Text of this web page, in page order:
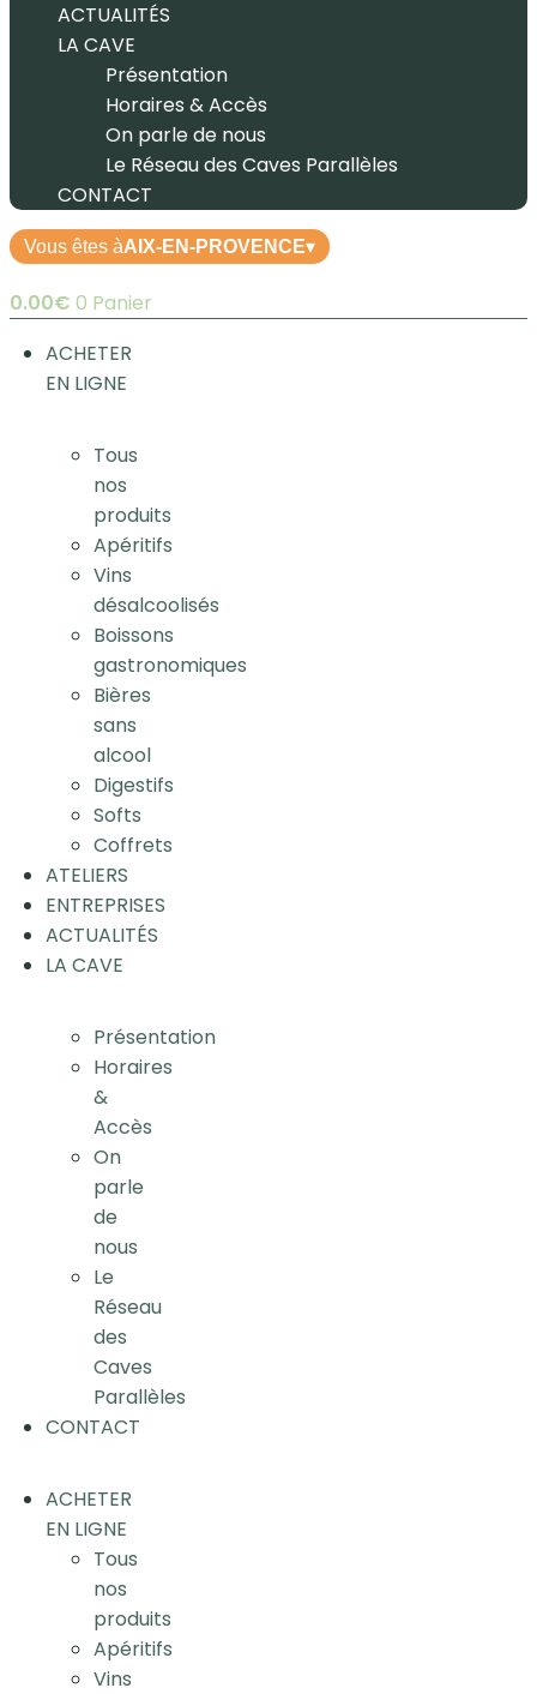
ACTUALITÉS
LA CAVE
Présentation
Horaires & Accès
On parle de nous
Le Réseau des Caves Parallèles
CONTACT
Vous êtes àAIX-EN-PROVENCE▾
0.00€ 0 Panier
ACHETER
EN LIGNE
Tous
nos
produits
Apéritifs
Vins
désalcoolisés
Boissons
gastronomiques
Bières
sans
alcool
Digestifs
Softs
Coffrets
ATELIERS
ENTREPRISES
ACTUALITÉS
LA CAVE
Présentation
Horaires
&
Accès
On
parle
de
nous
Le
Réseau
des
Caves
Parallèles
CONTACT
ACHETER
EN LIGNE
Tous
nos
produits
Apéritifs
Vins